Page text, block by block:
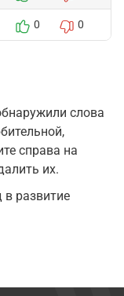
0 0
слова
справа на
их.
развитие